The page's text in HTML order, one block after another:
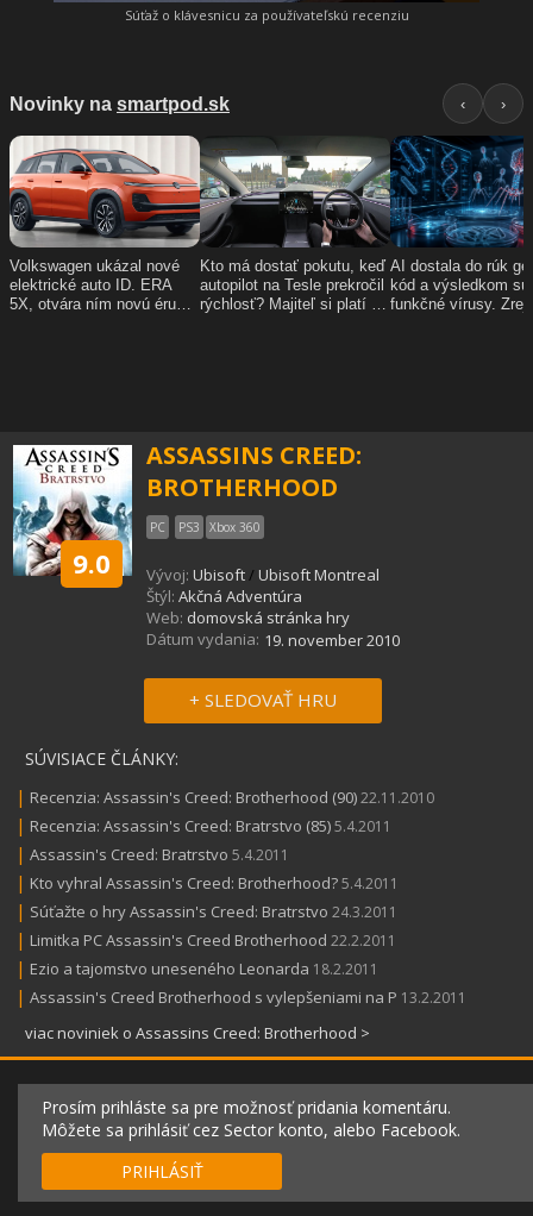
Súťaž o klávesnicu za používateľskú recenziu
9.0
ASSASSINS CREED:
BROTHERHOOD
PC PS3 Xbox 360
Vývoj: Ubisoft/ Ubisoft Montreal
Štýl: Akčná Adventúra
Web: domovská stránka hry
Dátum vydania: 19. november 2010
+ SLEDOVAŤ HRU
SÚVISIACE ČLÁNKY:
| Recenzia: Assassin's Creed: Brotherhood (90)22.11.2010
| Recenzia: Assassin's Creed: Bratrstvo (85)5.4.2011
| Assassin's Creed: Bratrstvo 5.4.2011
| Kto vyhral Assassin's Creed: Brotherhood?5.4.2011
| Súťažte o hry Assassin's Creed: Bratrstvo 24.3.2011
| Limitka PC Assassin's Creed Brotherhood 22.2.2011
| Ezio a tajomstvo uneseného Leonarda 18.2.2011
| Assassin's Creed Brotherhood s vylepšeniami na P 13.2.2011
viac noviniek o Assassins Creed: Brotherhood >
Prosím prihláste sa pre možnosť pridania komentáru.
Môžete sa prihlásiť cez Sector konto, alebo Facebook.
PRIHLÁSIŤ